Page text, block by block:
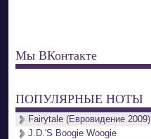
Мы ВКонтакте
ПОПУЛЯРНЫЕ НОТЫ
Fairytale (Евровидение 2009)
J.D.'S Boogie Woogie